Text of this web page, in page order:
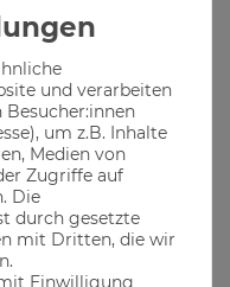
hochwertige Mode
Bayerns
seine Heimatliebe auch
zeigen will
Patch auf der Brust -
und verarbeiten
Besucher:innen
um z.B. Inhalte
Medien von
Zugriffe auf
Die
durch gesetzte
mit Dritten, die wir
Einwilligung